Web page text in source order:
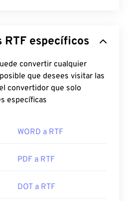
Convertidores RTF específicos
convertir cualquier
convertidor que solo
específicas
WORD a RTF
PDF a RTF
DOT a RTF